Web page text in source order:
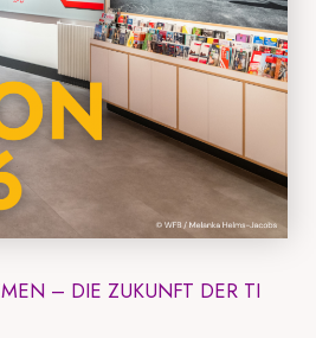
– DIE ZUKUNFT DER TI